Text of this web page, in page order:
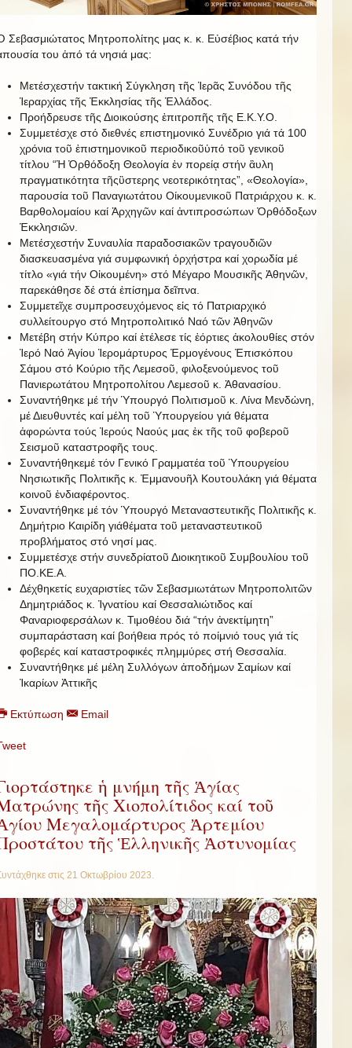
Σεβασμιώτατος Μητροπολίτης μας κ. κ. Εὐσέβιος κατά τήν
του ἀπό τά νησιά μας:
Μετέσχεστήν τακτική Σύγκληση τῆς Ἱερᾶς Συνόδου τῆς
Ἱεραρχίας τῆς Ἐκκλησίας τῆς Ἑλλάδος.
Προήδρευσε τῆς Διοικούσης ἐπιτροπῆς τῆς Ε.Κ.Υ.Ο.
Συμμετέσχε στό διεθνές επιστημονικό Συνέδριο γιά τά 100
χρόνια τοῦ ἐπιστημονικοῦ περιοδικοῦὑπό τοῦ γενικοῦ
τίτλου “Ἡ Ὀρθόδοξη Θεολογία ἐν πορείᾳ στήν ἂυλη
πραγματικότητα τῆςὓστερης νεοτερικότητας”, «Θεολογία»,
παρουσία τοῦ Παναγιωτάτου Οίκουμενικοῦ Πατριάρχου κ. κ.
Βαρθολομαίου καί Ἀρχηγῶν καί ἀντιπροσώπων Ὀρθόδοξων
Ἐκκλησιῶν.
Μετέσχεστήν Συναυλία παραδοσιακῶν τραγουδιῶν
διασκευασμένα γιά συμφωνική ὀρχήστρα καί χορωδία μέ
τίτλο «γιά τήν Οἰκουμένη» στό Μέγαρο Μουσικῆς Ἀθηνῶν,
παρεκάθησε δέ στά ἐπίσημα δεῖπνα.
Συμμετεῖχε συμπροσευχόμενος εἰς τό Πατριαρχικό
συλλείτουργο στό Μητροπολιτικό Ναό τῶν Ἀθηνῶν
Μετέβη στήν Κύπρο καί ἐτέλεσε τίς ἑόρτιες ἀκολουθίες στόν
Ἱερό Ναό Ἁγίου Ἱερομάρτυρος Ἐρμογένους Ἐπισκόπου
Σάμου στό Κούριο τῆς Λεμεσοῦ, φιλοξενούμενος τοῦ
Πανιερωτάτου Μητροπολίτου Λεμεσοῦ κ. Ἀθανασίου.
Συναντήθηκε μέ τήν Ὑπουργό Πολιτισμοῦ κ. Λίνα Μενδὠνη,
μέ Διευθυντές καί μέλη τοῦ Ὑπουργείου γιά θέματα
ἀφορώντα τούς Ἱερούς Ναούς μας ἐκ τῆς τοῦ φοβεροῦ
Σεισμοῦ καταστροφῆς τους.
Συναντήθηκεμέ τόν Γενικό Γραμματέα τοῦ Ὑπουργείου
Νησιωτικῆς Πολιτικῆς κ. Ἐμμανουῆλ Κουτουλάκη γιά θέματα
κοινοῦ ἐνδιαφέροντος.
Συναντήθηκε μέ τόν Ὑπουργό Μεταναστευτικῆς Πολιτικῆς κ.
Δημήτριο Καιρίδη γιάθέματα τοῦ μεταναστευτικοῦ
προβλήματος στό νησί μας.
Συμμετέσχε στήν συνεδρίατοῦ Διοικητικοῦ Συμβουλίου τοῦ
ΠΟ.ΚΕ.Α.
Δέχθηκετίς ευχαριστίες τῶν Σεβασμιωτάτων Μητροπολιτῶν
Δημητριάδος κ. Ἰγνατίου καί Θεσσαλιώτιδος καί
Φαναριοφερσάλων κ. Τιμοθέου διά “τήν ἀνεκτίμητη”
συμπαράσταση καί βοήθεια πρός τό ποίμνιό τους γιά τίς
φοβερές καί καταστροφικές πλημμύρες στή Θεσσαλία.
Συναντήθηκε μέ μέλη Συλλόγων ἀποδήμων Σαμίων καί
Ἰκαρίων Ἀττικῆς
Εκτύπωση Email
ἡ μνήμη τῆς Ἁγίας
τῆς Χιοπολίτιδος καί τοῦ
Μεγαλομάρτυρος Ἀρτεμίου
τῆς Ἑλληνικῆς Ἀστυνομίας
στις 21 Οκτωβρίου 2023.